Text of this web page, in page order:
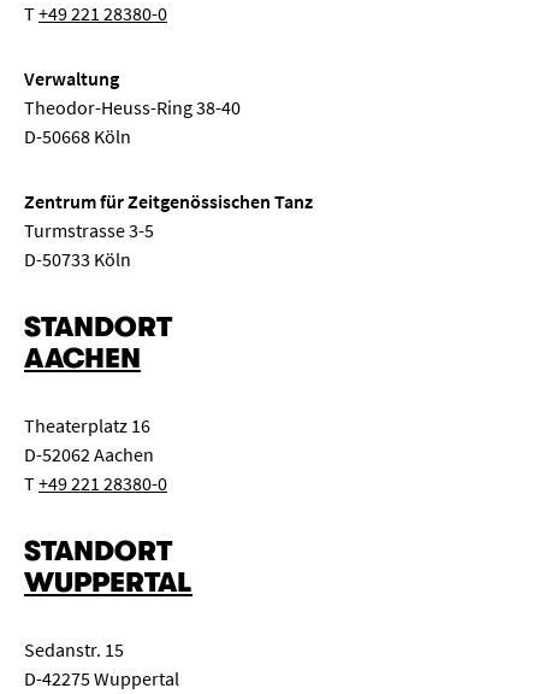
T+49 221 28380-0
Verwaltung
Theodor-Heuss-Ring 38-40
D-50668 Köln
Zentrum für Zeitgenössischen Tanz
Turmstrasse 3-5
D-50733 Köln
STANDORT
AACHEN
Theaterplatz 16
D-52062 Aachen
T+49 221 28380-0
STANDORT
WUPPERTAL
Sedanstr. 15
D-42275 Wuppertal